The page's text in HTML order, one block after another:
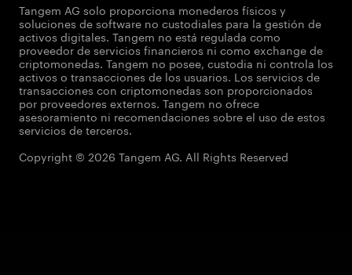
Tangem AG solo proporciona monederos físicos y
soluciones de software no custodiales para la gestión de
activos digitales. Tangem no está regulada como
proveedor de servicios financieros ni como exchange de
criptomonedas. Tangem no posee, custodia ni controla los
activos o transacciones de los usuarios. Los servicios de
transacciones con criptomonedas son proporcionados
por proveedores externos. Tangem no ofrece
asesoramiento ni recomendaciones sobre el uso de estos
servicios de terceros.